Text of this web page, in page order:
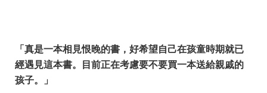
「真是一本相見恨晚的書，好希望自己在孩童時期就已
經遇見這本書。目前正在考慮要不要買一本送給親戚的
孩子。」